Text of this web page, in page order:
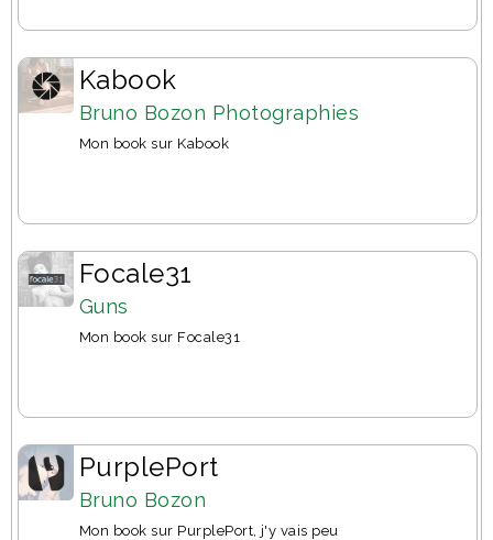
Kabook
Bruno Bozon Photographies
Mon book sur Kabook
Focale31
Guns
Mon book sur Focale31
PurplePort
Bruno Bozon
Mon book sur PurplePort, j'y vais peu